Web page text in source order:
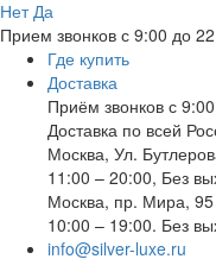
Нет Да
Прием звонков с 9:00 до
Где купить
Доставка
Приём звонков с
Доставка по всей
Москва, Ул.
11:00 – 20:00, Без
Москва, пр. Мира, 95
10:00 – 19:00. Без
info@silver-luxe.ru